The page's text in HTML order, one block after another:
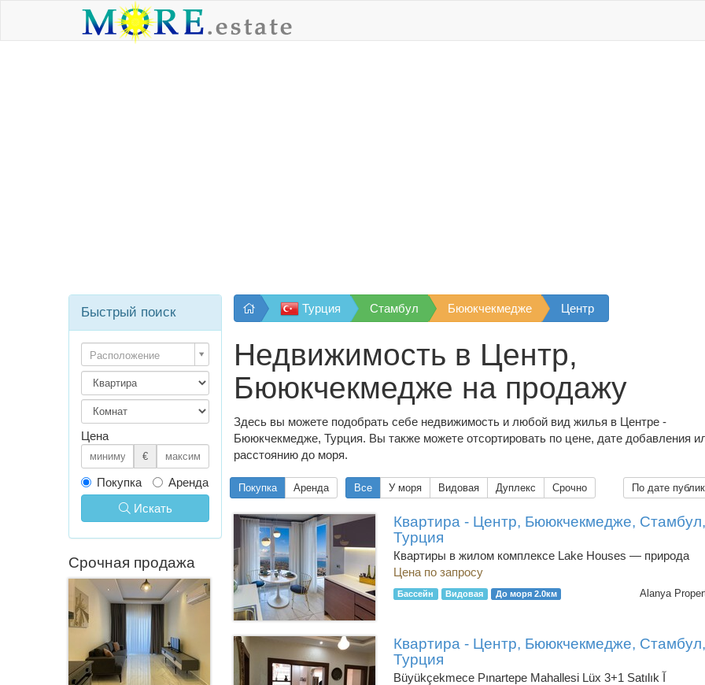
Турция Стамбул Бююкчекмедже Центр
Недвижимость в Центр,
Бююкчекмедже на продажу
Здесь вы можете подобрать себе недвижимость и любой вид жилья в Центре -
Бююкчекмедже, Турция. Вы также можете отсортировать по цене, дате добавления
расстоянию до моря.
Покупка Аренда Все У моря Видовая Дуплекс Срочно По дате
Квартира - Центр, Бююкчекмедже, Стамбул,
Турция
Квартиры в жилом комплексе Lake Houses — природа
Цена по запросу
Бассейн Видовая До моря 2.0км Alanya
Квартира - Центр, Бююкчекмедже, Стамбул,
Турция
Büyükçekmece Pınartepe Mahallesi Lüx 3+1 Satılık آ
Быстрый поиск
Расположение
Цена
€
Покупка
Аренда
Искать
Срочная продажа